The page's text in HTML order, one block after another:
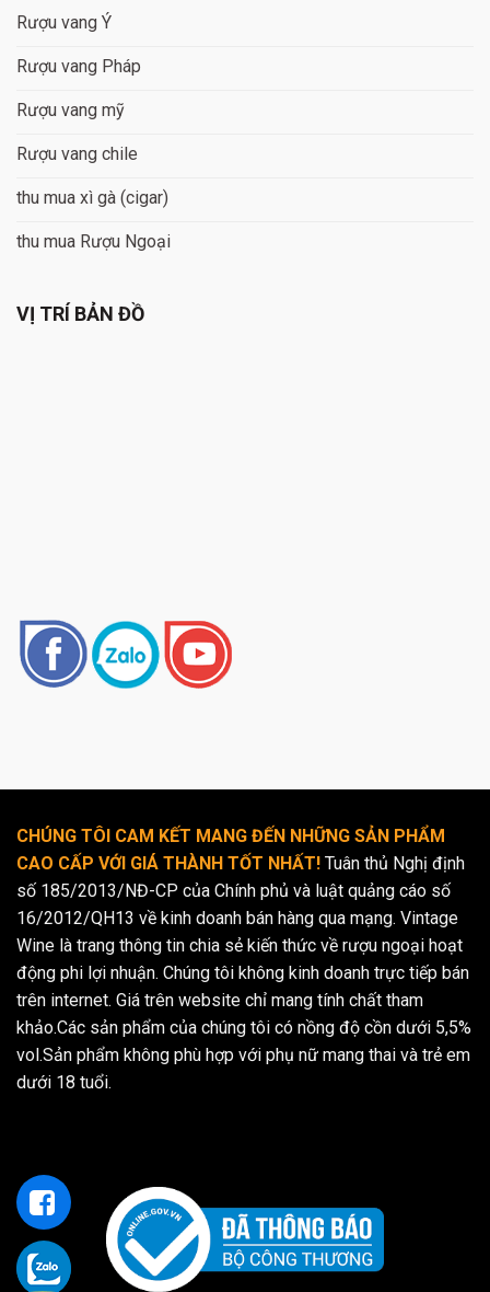
Rượu vang Ý
Rượu vang Pháp
Rượu vang mỹ
Rượu vang chile
thu mua xì gà (cigar)
thu mua Rượu Ngoại
VỊ TRÍ BẢN ĐỒ
CHÚNG TÔI CAM KẾT MANG ĐẾN NHỮNG SẢN PHẨM
CAO CẤP VỚI GIÁ THÀNH TỐT NHẤT! Tuân thủ Nghị định
số 185/2013/NĐ-CP của Chính phủ và luật quảng cáo số
16/2012/QH13 về kinh doanh bán hàng qua mạng. Vintage
Wine là trang thông tin chia sẻ kiến thức về rượu ngoại hoạt
động phi lợi nhuận. Chúng tôi không kinh doanh trực tiếp bán
trên internet. Giá trên website chỉ mang tính chất tham
khảo.Các sản phẩm của chúng tôi có nồng độ cồn dưới 5,5%
vol.Sản phẩm không phù hợp với phụ nữ mang thai và trẻ em
dưới 18 tuổi.